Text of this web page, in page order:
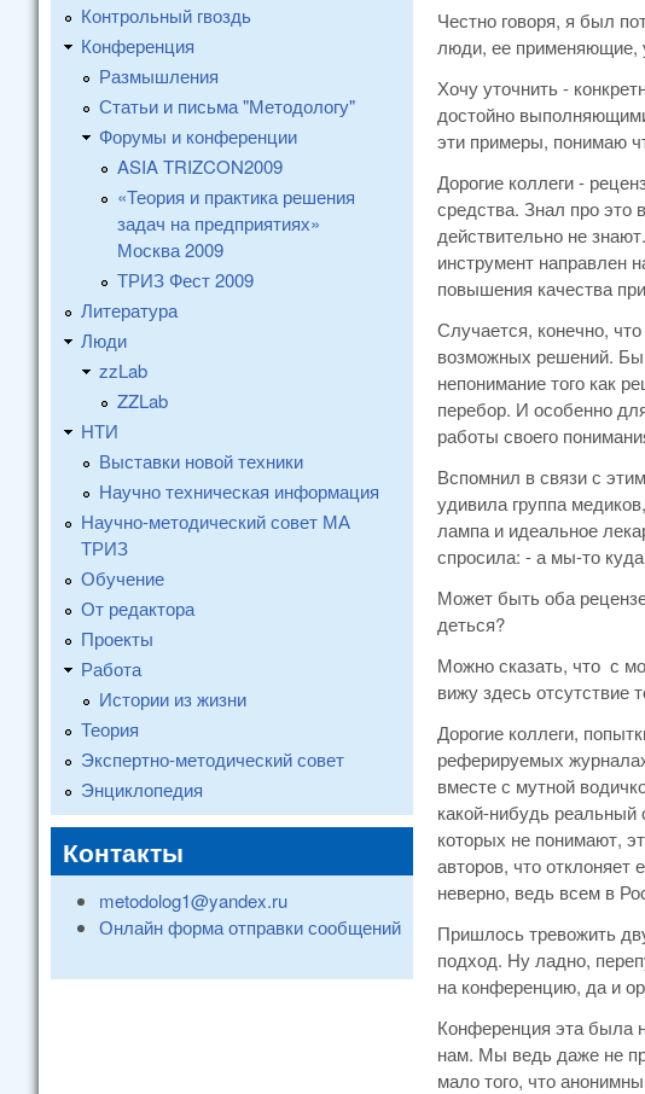
Честно говоря, я был
люди, ее применяющие,
Хочу уточнить -
достойно
эти примеры, понимаю
Дорогие коллеги -
средства. Знал про это
действительно не
инструмент направлен
повышения качества
Случается, конечно,
возможных решений.
непонимание того как
перебор. И особенно
работы своего
Вспомнил в связи с
удивила группа
лампа и идеальное
спросила: - а мы-то
Может быть оба
деться?
Можно сказать, что с
вижу здесь отсутствие
Дорогие коллеги,
реферируемых
вместе с мутной
какой-нибудь
которых не понимают,
авторов, что
неверно, ведь всем в
Пришлось тревожить
подход. Ну ладно,
на конференцию, да и
Конференция эта была
нам. Мы ведь даже не
мало того, что
Контрольный гвоздь
Конференция
Размышления
Статьи и письма "Методологу"
Форумы и конференции
ASIA TRIZCON2009
«Теория и практика решения
задач на предприятиях»
Москва 2009
ТРИЗ Фест 2009
Литература
Люди
zzLab
ZZLab
НТИ
Выставки новой техники
Научно техническая информация
Научно-методический совет МА
ТРИЗ
Обучение
От редактора
Проекты
Работа
Истории из жизни
Теория
Экспертно-методический совет
Энциклопедия
Контакты
metodolog1@yandex.ru
Онлайн форма отправки сообщений